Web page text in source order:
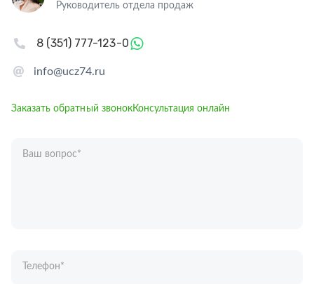
Руководитель отдела продаж
info@ucz74.ru
8 (351) 777-123-0
Заказать обратный звонокКонсультация онлайн
Ваш вопрос*